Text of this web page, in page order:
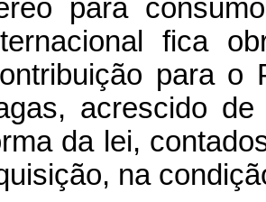
para
fica
para o
acrescido
da lei,
na